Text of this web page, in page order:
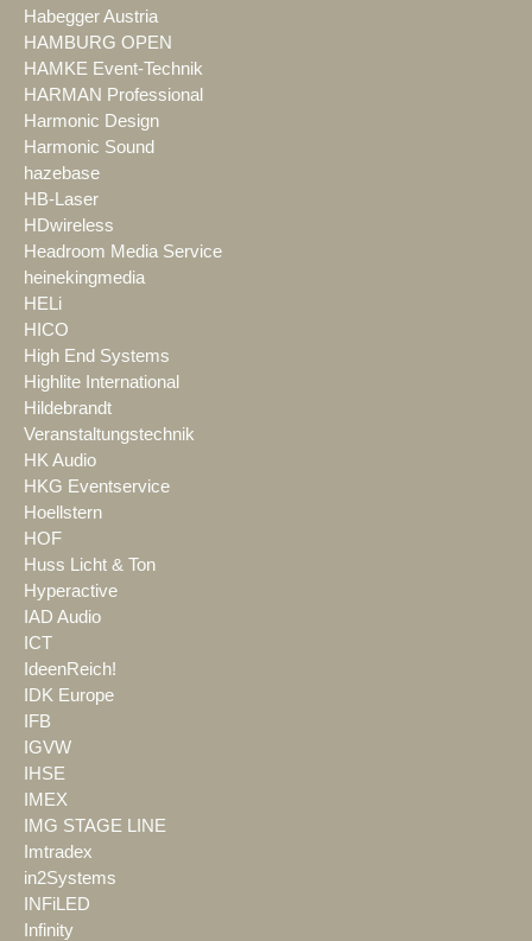
Habegger Austria
HAMBURG OPEN
HAMKE Event-Technik
HARMAN Professional
Harmonic Design
Harmonic Sound
hazebase
HB-Laser
HDwireless
Headroom Media Service
heinekingmedia
HELi
HICO
High End Systems
Highlite International
Hildebrandt
Veranstaltungstechnik
HK Audio
HKG Eventservice
Hoellstern
HOF
Huss Licht & Ton
Hyperactive
IAD Audio
ICT
IdeenReich!
IDK Europe
IFB
IGVW
IHSE
IMEX
IMG STAGE LINE
Imtradex
in2Systems
INFiLED
Infinity